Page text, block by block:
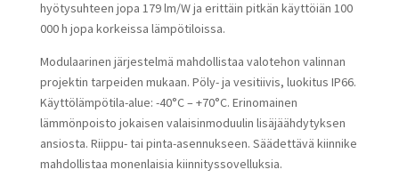
hyötysuhteen jopa 179 lm/W ja erittäin pitkän käyttöiän 100
000 h jopa korkeissa lämpötiloissa.
Modulaarinen järjestelmä mahdollistaa valotehon valinnan
projektin tarpeiden mukaan. Pöly- ja vesitiivis, luokitus IP66.
Käyttölämpötila-alue: -40°C – +70°C. Erinomainen
lämmönpoisto jokaisen valaisinmoduulin lisäjäähdytyksen
ansiosta. Riippu- tai pinta-asennukseen. Säädettävä kiinnike
mahdollistaa monenlaisia kiinnityssovelluksia.